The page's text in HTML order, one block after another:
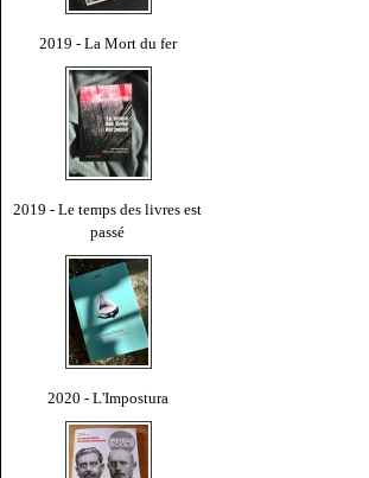
2019 - La Mort du fer
2019 - Le temps des livres est
passé
2020 - L'Impostura